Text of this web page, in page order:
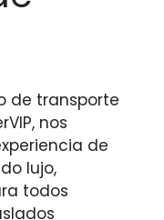
de transporte
nos
de
lujo,
todos